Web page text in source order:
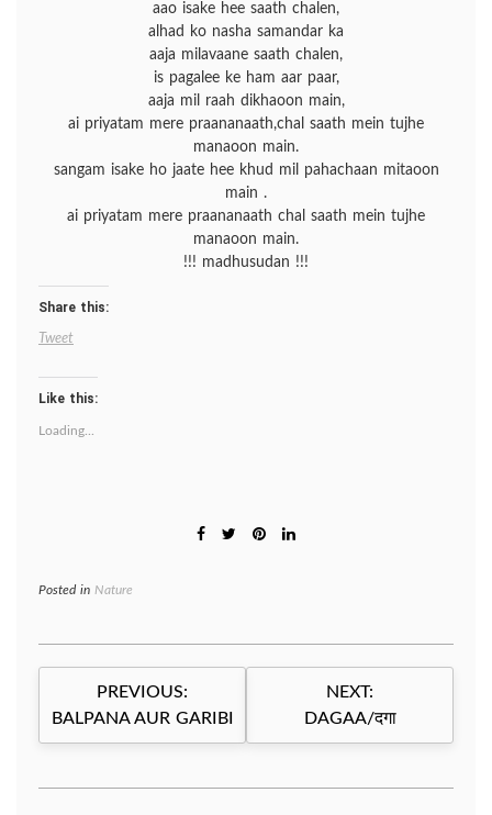
aao isake hee saath chalen,
alhad ko nasha samandar ka
aaja milavaane saath chalen,
is pagalee ke ham aar paar,
aaja mil raah dikhaoon main,
ai priyatam mere praananaath,chal saath mein tujhe
manaoon main.
sangam isake ho jaate hee khud mil pahachaan mitaoon
main .
ai priyatam mere praananaath chal saath mein tujhe
manaoon main.
!!! madhusudan !!!
Share this:
Tweet
Like this:
Loading...
Posted in Nature
Post
navigation
PREVIOUS:
BALPANA AUR GARIBI
NEXT:
DAGAA/दगा